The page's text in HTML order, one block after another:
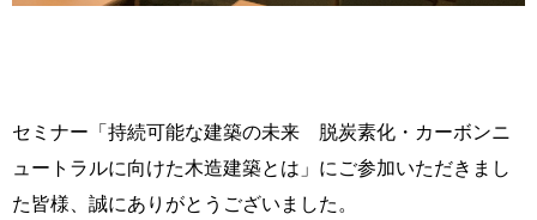
セミナー「持続可能な建築の未来 脱炭素化・カーボンニ
ュートラルに向けた木造建築とは」にご参加いただきまし
た皆様、誠にありがとうございました。